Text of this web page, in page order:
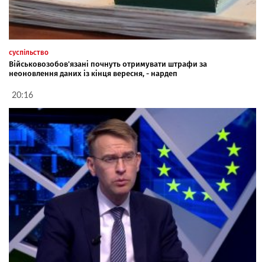
суспільство
Військовозобов'язані почнуть отримувати штрафи за
неоновлення даних із кінця вересня, - нардеп
20:16